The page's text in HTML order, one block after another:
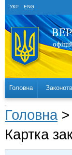
УКР ENG
Головна
Головна
Картка